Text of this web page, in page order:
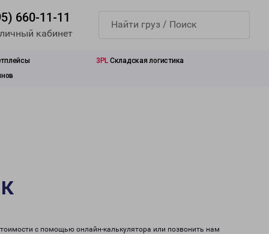
660-11-11
кабинет
3PL Складская логистика
с помощью онлайн-калькулятора или позвонить нам